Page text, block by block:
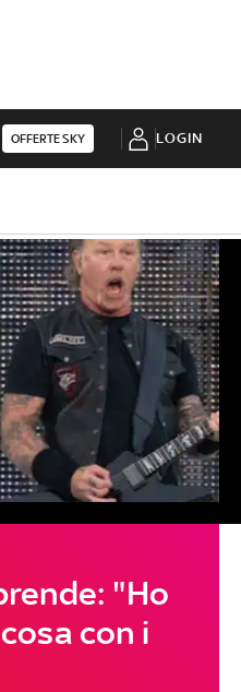
OFFERTE SKY LOGIN
"Ho
con i